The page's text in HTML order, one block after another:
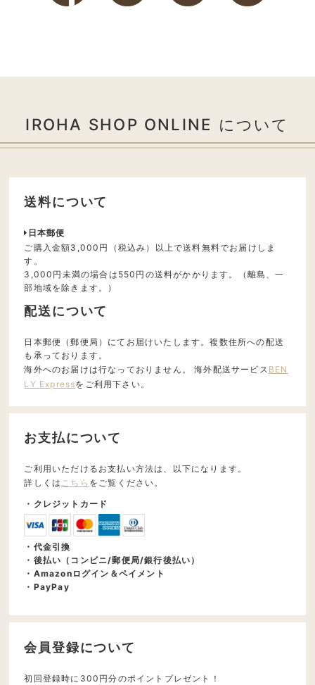
IROHA SHOP ONLINE について
送料について
日本郵便
ご購入金額3,000円（税込み）以上で送料無料でお届けしま
す。
3,000円未満の場合は550円の送料がかかります。（離島、一
部地域を除きます。）
配送について
日本郵便（郵便局）にてお届けいたします。複数住所への配送
も承っております。
海外へのお届けは行なっておりません。 海外配送サービス BEN
LY Expressをご利用下さい。
お支払について
ご利用いただけるお支払い方法は、以下になります。
詳しくは こちら をご覧ください。
・クレジットカード
・代金引換
・後払い（コンビニ/郵便局/銀行後払い）
・Amazonログイン＆ペイメント
・PayPay
会員登録について
初回登録時に300円分のポイントプレゼント！